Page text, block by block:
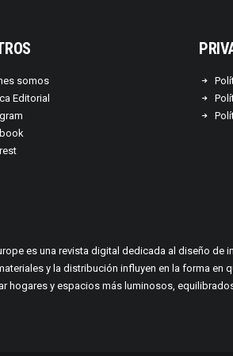
somos
Editorial
es una revista digital dedicada al diseño
y la distribución influyen en la forma
hogares y espacios más luminosos,